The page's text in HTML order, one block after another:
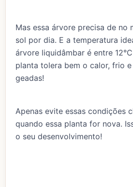
Mas essa árvore precisa de no
sol por dia. E a temperatura
árvore liquidâmbar é entre
planta tolera bem o calor, frio
geadas!
Apenas evite essas condições
quando essa planta for nova.
o seu desenvolvimento!